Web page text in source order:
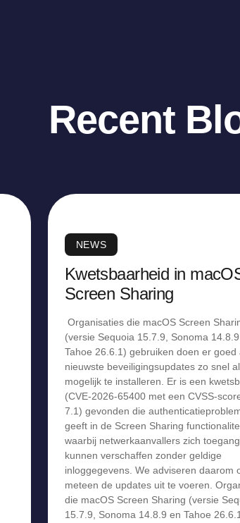
Recent
NEWS
Kwetsbaarheid in
Screen Sharing
Organisaties die macOS Screen
(versie Sequoia 15.7.9, Sonoma
Tahoe 26.6.1) gebruiken doen er goed
nieuwste beveiligingsupdates zo snel
mogelijk te installeren. Er is een
(CVE-2026-65400 met een CVSS-
7.1) gevonden die
geeft in de Screen Sharing
waarbij netwerkaanvallers zich toegang
kunnen verschaffen zonder geldige
inloggegevens. We adviseren daarom
meteen de updates uit te voeren.
die macOS Screen Sharing (versie
15.7.9, Sonoma 14.8.9 en Tahoe